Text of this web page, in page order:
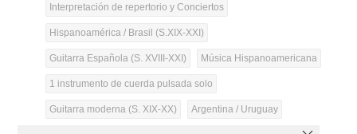
Interpretación de repertorio y Conciertos
Hispanoamérica / Brasil (S.XIX-XXI)
Guitarra Española (S. XVIII-XXI) Música Hispanoamericana
1 instrumento de cuerda pulsada solo
Guitarra moderna (S. XIX-XX) Argentina / Uruguay